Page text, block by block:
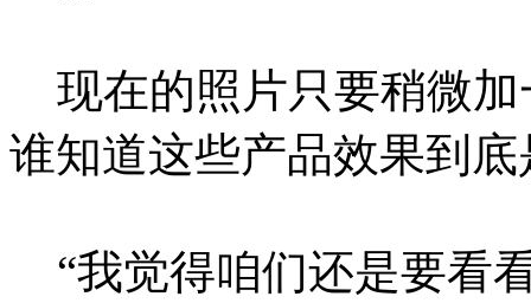
现在的照片只要稍微加
谁知道这些产品效果到
“我觉得咱们还是要看